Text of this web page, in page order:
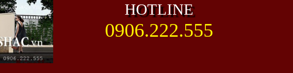
HOTLINE
0906.222.555